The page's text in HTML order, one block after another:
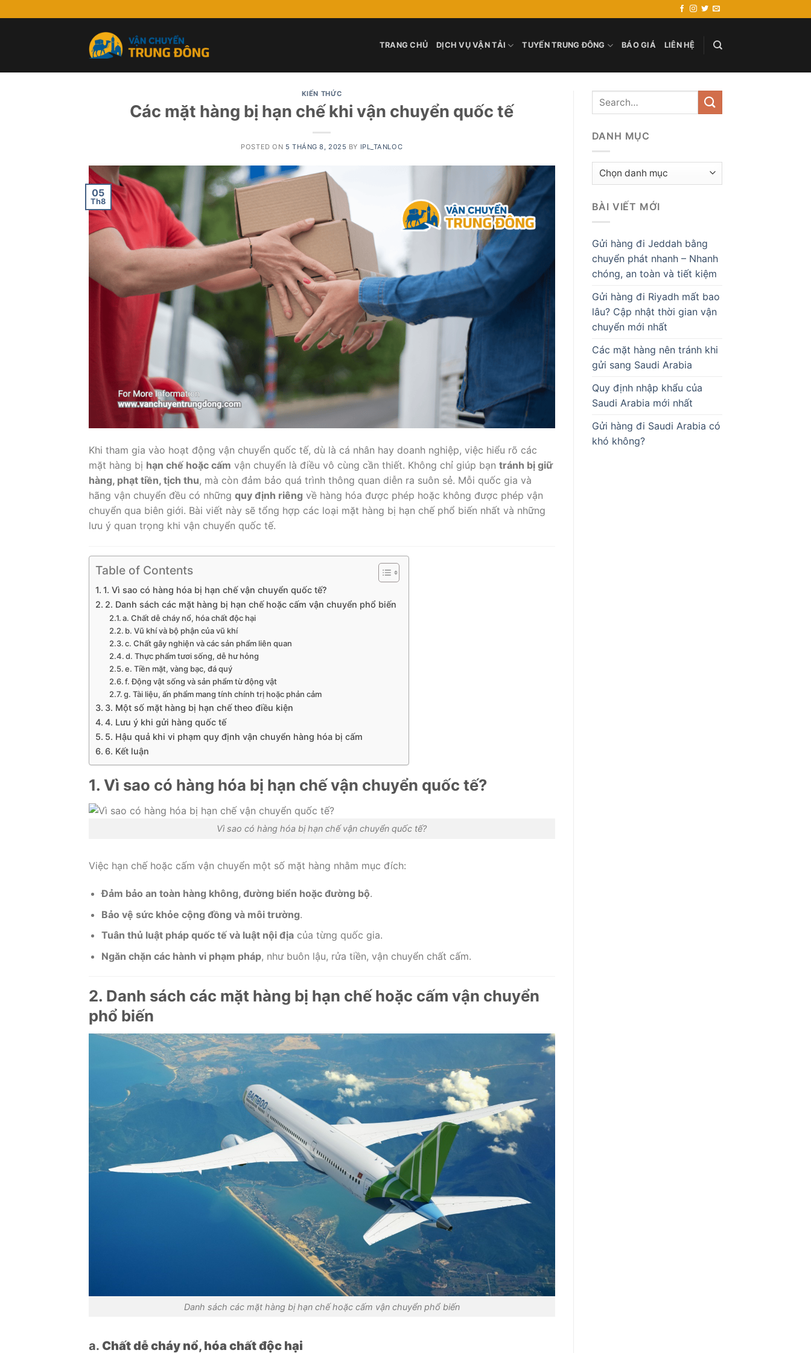
to
TRANG CHỦ DỊCH VỤ VẬN TẢI TUYẾN TRUNG ĐÔNG BÁO GIÁ LIÊN HỆ
KIẾN THỨC
Các mặt hàng bị hạn chế khi vận chuyển quốc tế
POSTED ON 5 THÁNG 8, 2025 BY IPL_TANLOC
05
Th8
Khi tham gia vào hoạt động vận chuyển quốc tế, dù là cá nhân hay doanh nghiệp, việc hiểu rõ các
mặt hàng bị hạn chế hoặc cấm vận chuyển là điều vô cùng cần thiết. Không chỉ giúp bạn tránh bị giữ
hàng, phạt tiền, tịch thu, mà còn đảm bảo quá trình thông quan diễn ra suôn sẻ. Mỗi quốc gia và
hãng vận chuyển đều có những quy định riêng về hàng hóa được phép hoặc không được phép vận
chuyển qua biên giới. Bài viết này sẽ tổng hợp các loại mặt hàng bị hạn chế phổ biến nhất và những
lưu ý quan trọng khi vận chuyển quốc tế.
Table of Contents
1. Vì sao có hàng hóa bị hạn chế vận chuyển quốc tế?
2. Danh sách các mặt hàng bị hạn chế hoặc cấm vận chuyển phổ biến
a. Chất dễ cháy nổ, hóa chất độc hại
b. Vũ khí và bộ phận của vũ khí
c. Chất gây nghiện và các sản phẩm liên quan
d. Thực phẩm tươi sống, dễ hư hỏng
e. Tiền mặt, vàng bạc, đá quý
f. Động vật sống và sản phẩm từ động vật
g. Tài liệu, ấn phẩm mang tính chính trị hoặc phản cảm
3. Một số mặt hàng bị hạn chế theo điều kiện
4. Lưu ý khi gửi hàng quốc tế
5. Hậu quả khi vi phạm quy định vận chuyển hàng hóa bị cấm
6. Kết luận
1. Vì sao có hàng hóa bị hạn chế vận chuyển quốc tế?
Vì sao có hàng hóa bị hạn chế vận chuyển quốc tế?
Việc hạn chế hoặc cấm vận chuyển một số mặt hàng nhằm mục đích:
Đảm bảo an toàn hàng không, đường biển hoặc đường bộ.
Bảo vệ sức khỏe cộng đồng và môi trường.
Tuân thủ luật pháp quốc tế và luật nội địacủa từng quốc gia.
Ngăn chặn các hành vi phạm pháp, như buôn lậu, rửa tiền, vận chuyển chất cấm.
2. Danh sách các mặt hàng bị hạn chế hoặc cấm vận chuyển
phổ biến
Danh sách các mặt hàng bị hạn chế hoặc cấm vận chuyển phổ biến
a. Chất dễ cháy nổ, hóa chất độc hại
DANH MỤC
Danh
mục
BÀI VIẾT MỚI
Gửi hàng đi Jeddah bằng
chuyển phát nhanh – Nhanh
chóng, an toàn và tiết kiệm
Gửi hàng đi Riyadh mất bao
lâu? Cập nhật thời gian vận
chuyển mới nhất
Các mặt hàng nên tránh khi
gửi sang Saudi Arabia
Quy định nhập khẩu của
Saudi Arabia mới nhất
Gửi hàng đi Saudi Arabia có
khó không?